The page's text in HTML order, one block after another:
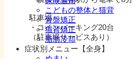
こどもの整体と猫背
骨盤矯正
猫背矯正
脂肪冷却
症状別メニュー【全身】
駐車場
・コインパーキング20台
（駐車場サービスあり）